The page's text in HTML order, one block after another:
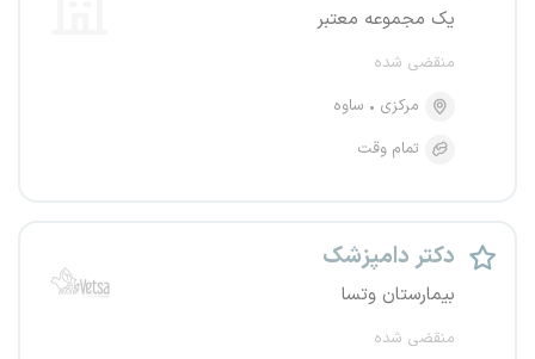
یک مجموعه معتبر
منقضی شده
مرکزی
ساوه
تمام وقت
دکتر دامپزشک
بیمارستان وتسا
منقضی شده